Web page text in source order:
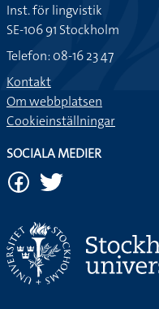
Inst. för lingvistik
SE-106 91 Stockholm
Telefon: 08-16 23 47
Kontakt
Om webbplatsen
Cookieinställningar
SOCIALA MEDIER